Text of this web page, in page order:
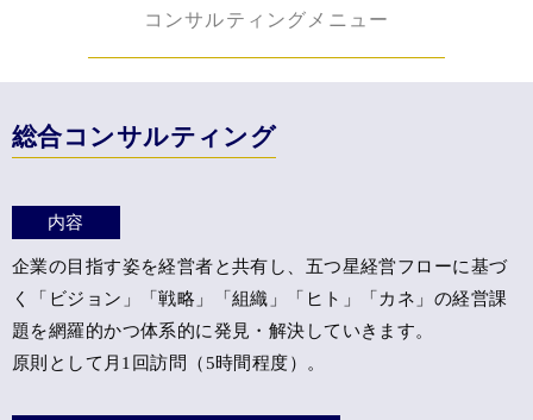
コンサルティングメニュー
総合コンサルティング
内容
企業の目指す姿を経営者と共有し、五つ星経営フローに基づ
く 「ビジョン」「戦略」「組織」「ヒト」「カネ」の経営課
題を網羅的かつ体系的に発見・解決していきます。
原則として月1回訪問（5時間程度）。